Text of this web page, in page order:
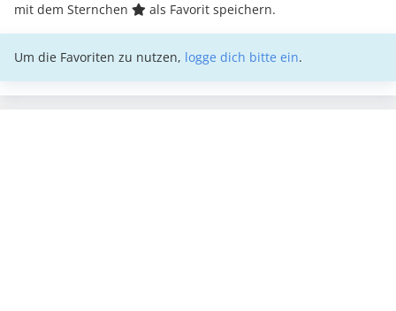
mit dem Sternchen
als Favorit speichern.
Um die Favoriten zu nutzen, logge dich bitte ein.